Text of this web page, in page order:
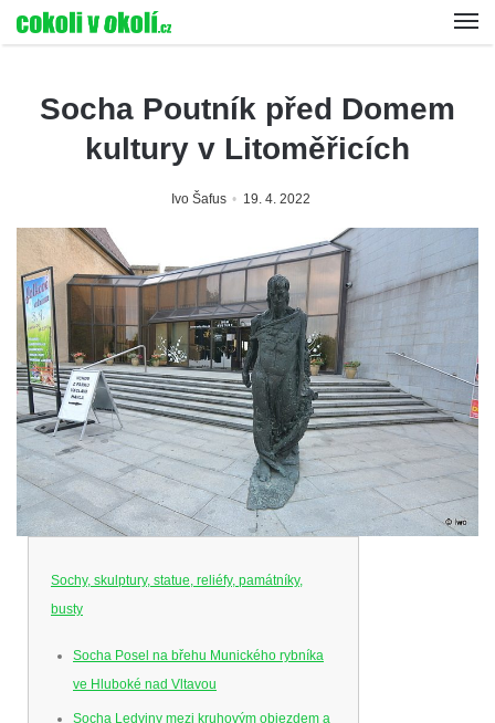
Socha Poutník před Domem
kultury v Litoměřicích
Ivo Šafus 19. 4. 2022
Sochy, skulptury, statue, reliéfy, památníky,
busty
Socha Posel na břehu Munického rybníka
ve Hluboké nad Vltavou
Socha Ledviny mezi kruhovým objezdem a